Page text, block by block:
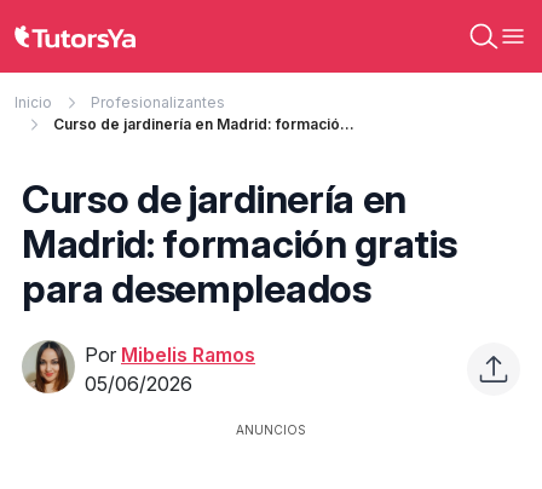
Inicio
Profesionalizantes
Curso de jardinería en Madrid: formación gratis para desempleados
Curso de jardinería en
Madrid: formación gratis
para desempleados
Por Mibelis Ramos
05/06/2026
ANUNCIOS